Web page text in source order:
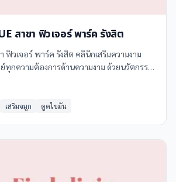
สาขา ฟิวเจอร์ พาร์ค รังสิต
า ฟิวเจอร์ พาร์ค รังสิต คลินิกเสริมความงาม
กความต้องการด้านความงาม ด้วยนวัตกรรม
เสริมจมูก ดูดไขมัน